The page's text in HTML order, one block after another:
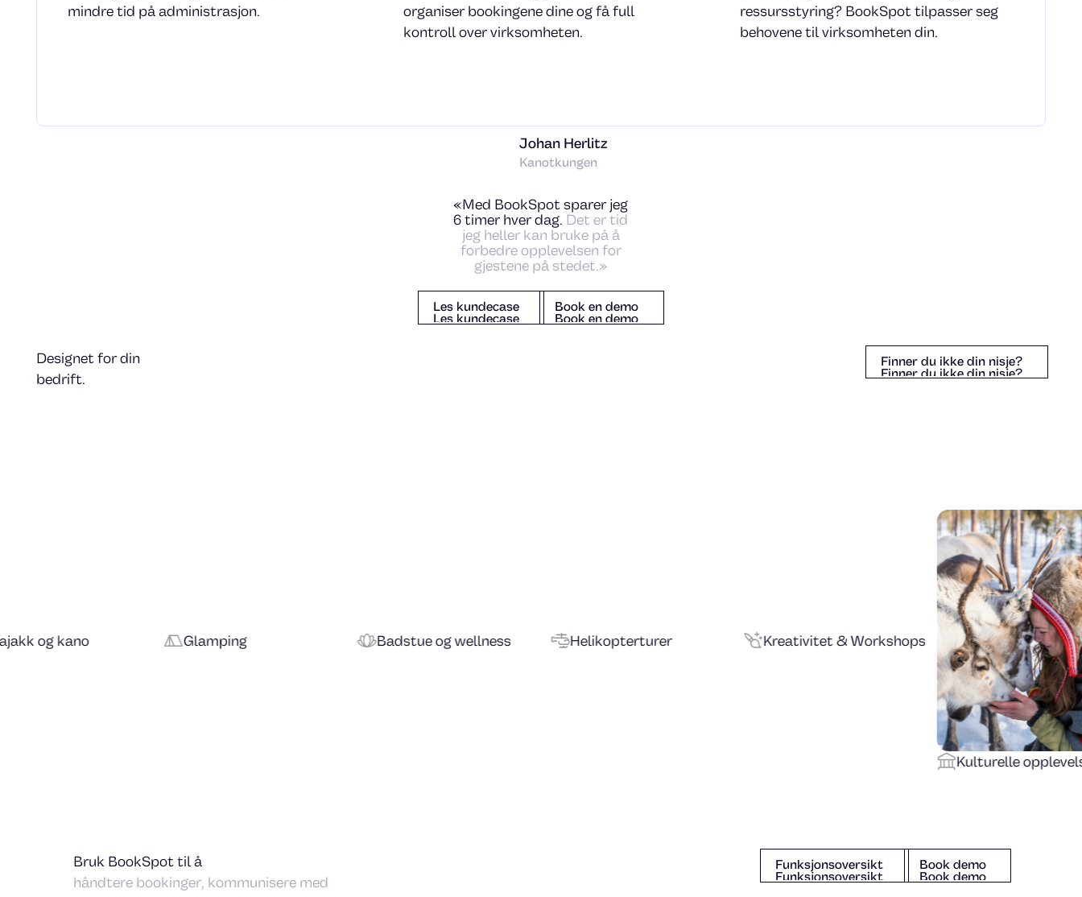
mindre tid på administrasjon.
organiser bookingene dine og få full
kontroll over virksomheten.
ressursstyring? BookSpot tilpasser seg
behovene til virksomheten din.
Johan Herlitz
Kanotkungen
«Med BookSpot sparer jeg
6 timer hver dag. Det er tid
jeg heller kan bruke på å
forbedre opplevelsen for
gjestene på stedet.»
Les kundecase
Les kundecase
Les kundecase
Book en demo
Book en demo
Book en demo
Designet for din
bedrift.
Finner du ikke din nisje?
Finner du ikke din nisje?
Finner du ikke din nisje?
Glamping Badstue og wellness Helikopterturer Kreativitet & Workshops
Kulturelle opplevelser
Bruk BookSpot til å
håndtere bookinger, kommunisere med
Funksjonsoversikt
Funksjonsoversikt
Funksjonsoversikt
Book demo
Book demo
Book demo